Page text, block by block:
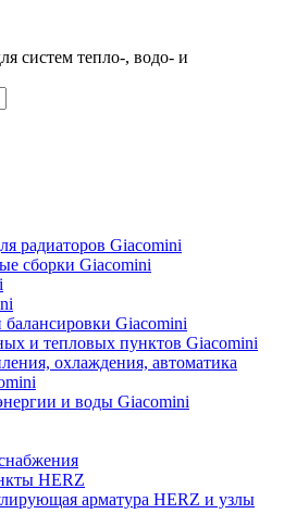
систем тепло-, водо- и
радиаторов Giacomini
сборки Giacomini
балансировки Giacomini
и тепловых пунктов Giacomini
охлаждения, автоматика
и воды Giacomini
HERZ
арматура HERZ и узлы